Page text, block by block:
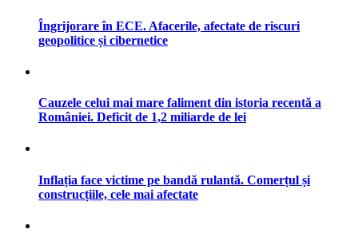
Îngrijorare în ECE. Afacerile, afectate de riscuri
geopolitice și cibernetice
Cauzele celui mai mare faliment din istoria recentă a
României. Deficit de 1,2 miliarde de lei
Inflația face victime pe bandă rulantă. Comerțul și
construcțiile, cele mai afectate